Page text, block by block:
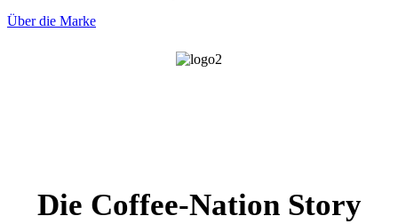
Über die Marke
Die Coffee-Nation Story